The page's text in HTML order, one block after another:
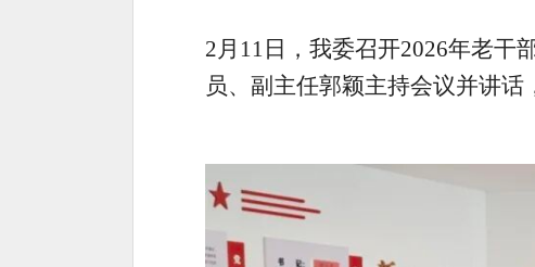
2月 11 日， 我委召开2026年老干
员、 副 主任郭颖主持会议并讲话